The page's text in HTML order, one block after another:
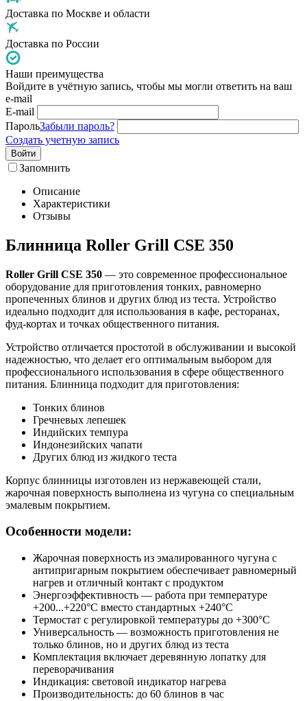
Доставка по Москве и области
Доставка по России
Наши преимущества
Войдите в учётную запись, чтобы мы могли ответить на ваш
e-mail
E-mail
ПарольЗабыли пароль?
Создать учетную запись
Войти
Запомнить
Описание
Характеристики
Отзывы
Блинница Roller Grill CSE 350
Roller Grill CSE 350 — это современное профессиональное
оборудование для приготовления тонких, равномерно
пропеченных блинов и других блюд из теста. Устройство
идеально подходит для использования в кафе, ресторанах,
фуд-кортах и точках общественного питания.
Устройство отличается простотой в обслуживании и высокой
надежностью, что делает его оптимальным выбором для
профессионального использования в сфере общественного
питания. Блинница подходит для приготовления:
Тонких блинов
Гречневых лепешек
Индийских темпура
Индонезийских чапати
Других блюд из жидкого теста
Корпус блинницы изготовлен из нержавеющей стали,
жарочная поверхность выполнена из чугуна со специальным
эмалевым покрытием.
Особенности модели:
Жарочная поверхность из эмалированного чугуна с
антипригарным покрытием обеспечивает равномерный
нагрев и отличный контакт с продуктом
Энергоэффективность — работа при температуре
+200...+220°C вместо стандартных +240°C
Термостат с регулировкой температуры до +300°C
Универсальность — возможность приготовления не
только блинов, но и других блюд из теста
Комплектация включает деревянную лопатку для
переворачивания
Индикация: световой индикатор нагрева
Производительность: до 60 блинов в час